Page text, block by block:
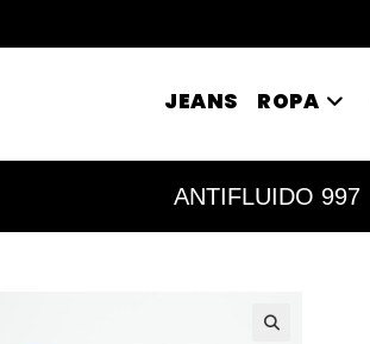
JEANS ROPA
ANTIFLUIDO 997